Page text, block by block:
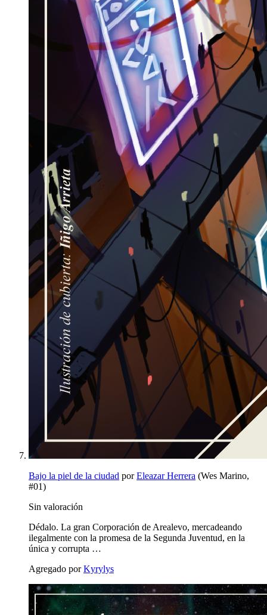
Bajo la piel de la ciudad porEleazar Herrera (Wes Marino,
#01)
Sin valoración
Dédalo. La gran Corporación de Arealevo, mercadeando
ilegalmente con la promesa de la Segunda Juventud, en la
única y corrupta …
Agregado porKyrylys